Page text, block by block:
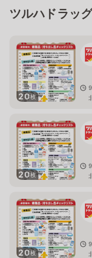
ツルハドラッ
20枚
20枚
20枚